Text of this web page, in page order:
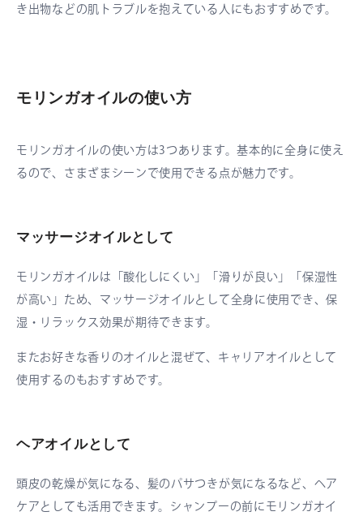
き出物などの肌トラブルを抱えている人にもおすすめです。
モリンガオイルの使い方
モリンガオイルの使い方は3つあります。基本的に全身に使え
るので、さまざまシーンで使用できる点が魅力です。
マッサージオイルとして
モリンガオイルは「酸化しにくい」「滑りが良い」「保湿性
が高い」ため、マッサージオイルとして全身に使用でき、保
湿・リラックス効果が期待できます。
またお好きな香りのオイルと混ぜて、キャリアオイルとして
使用するのもおすすめです。
ヘアオイルとして
頭皮の乾燥が気になる、髪のパサつきが気になるなど、ヘア
ケアとしても活用できます。シャンプーの前にモリンガオイ